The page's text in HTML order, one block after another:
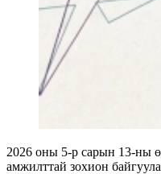
2026 оны 5-р сарын 13-ны
амжилттай зохион